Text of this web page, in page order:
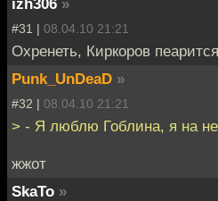
#31 | 08.04.10 21:21
Охренеть, Киркоров
Punk_UnDeaD »
#32 | 08.04.10 21:21
> - Я люблю Гоблина, я на
жжот
SkaTo »